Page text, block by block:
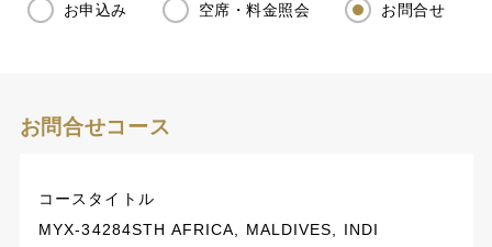
お申込み 空席・料金照会 お問合せ
お問合せコース
コースタイトル
MYX-34284STH AFRICA, MALDIVES, INDI